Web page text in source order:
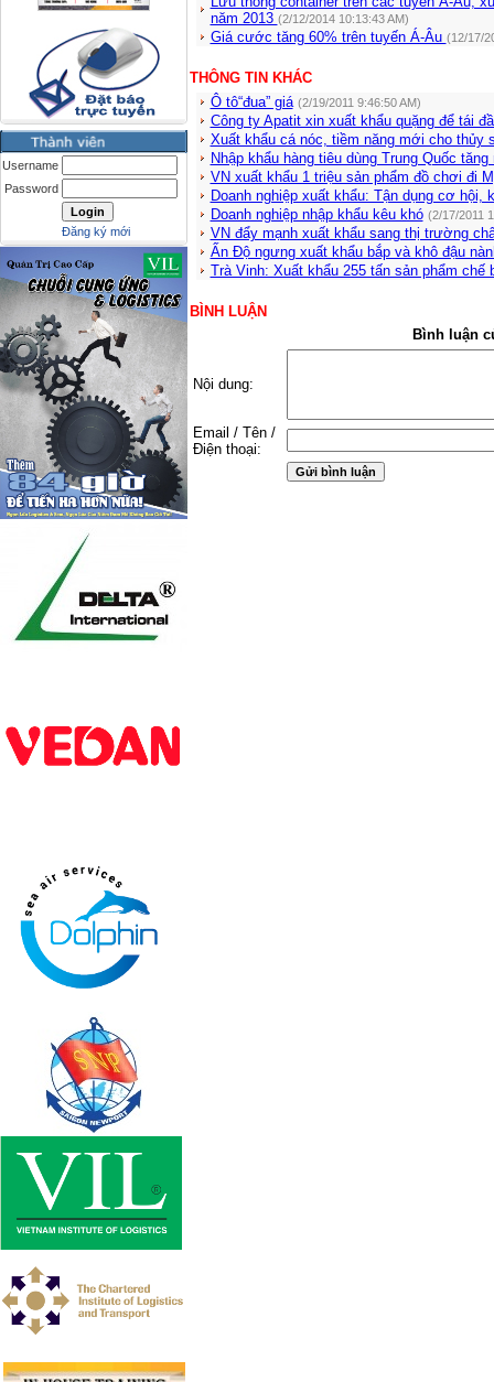
Username
Password
Đăng ký mới
năm 2013 (2/12/2014 10:13:43 AM)
Giá cước tăng 60% trên tuyến Á-Âu (12/17/
THÔNG TIN KHÁC
Ô tô“đua” giá (2/19/2011 9:46:50 AM)
Công ty Apatit xin xuất khẩu quặng để tái
Xuất khẩu cá nóc, tiềm năng mới cho thủy
Nhập khẩu hàng tiêu dùng Trung Quốc tăng
VN xuất khẩu 1 triệu sản phẩm đồ chơi đi
Doanh nghiệp xuất khẩu: Tận dụng cơ hội,
Doanh nghiệp nhập khẩu kêu khó (2/17/2011
VN đẩy mạnh xuất khẩu sang thị trường
Ấn Độ ngưng xuất khẩu bắp và khô đậu
Trà Vinh: Xuất khẩu 255 tấn sản phẩm chế
BÌNH LUẬN
Bình luận
Nội dung:
Email / Tên /
Điện thoại: